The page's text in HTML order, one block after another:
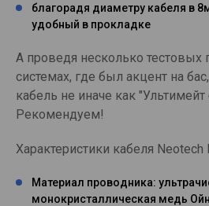
благорадя диаметру кабеля в
удобный в прокладке
А проведя несколько тестовых
системах, где был акцент на
кабель не иначе как "Ультимейт
Рекомендуем!
Характеристики кабеля Neotech
Материал проводника:
монокристаллическая медь